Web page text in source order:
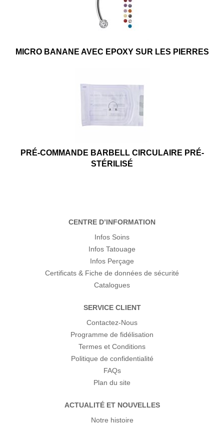
MICRO BANANE AVEC EPOXY SUR LES PIERRES
PRÉ-COMMANDE BARBELL CIRCULAIRE PRÉ-
STÉRILISÉ
CENTRE D’INFORMATION
Infos Soins
Infos Tatouage
Infos Perçage
Certificats & Fiche de données de sécurité
Catalogues
SERVICE CLIENT
Contactez-Nous
Programme de fidélisation
Termes et Conditions
Politique de confidentialité
FAQs
Plan du site
ACTUALITÉ ET NOUVELLES
Notre histoire